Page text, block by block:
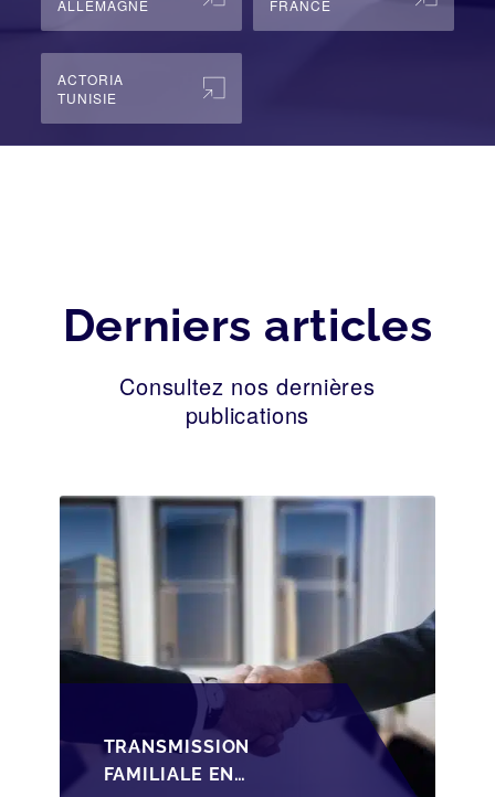
ALLEMAGNE FRANCE
ACTORIA
TUNISIE
Derniers articles
Consultez nos dernières
publications
TRANSMISSION
FAMILIALE EN